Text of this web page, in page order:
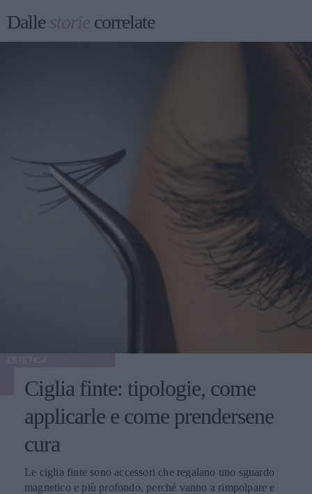
Dallestorie correlate
Ciglia finte: tipologie, come
applicarle e come prendersene
cura
Le ciglia finte sono accessori che regalano uno sguardo
magnetico e più profondo, perché vanno a rimpolpare e